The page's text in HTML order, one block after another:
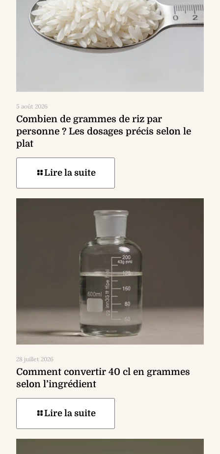
5 août 2026
Combien de grammes de riz par
personne ? Les dosages précis selon le
plat
Lire la suite
28 juillet 2026
Comment convertir 40 cl en grammes
selon l’ingrédient
Lire la suite